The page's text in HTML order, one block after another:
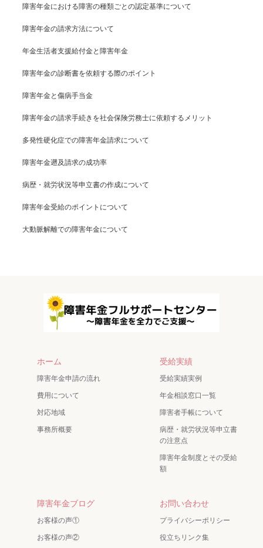
障害年金における障害の種類ごとの認定基準について
障害年金の請求方法について
年金生活者支援給付金と障害年金
障害年金の診断書を依頼する際のポイント
障害年金と傷病手当金
障害年金の請求手続きを社会保険労務士に依頼するメリット
多発性硬化症での障害年金請求について
障害年金遡及請求の成功率
病歴・就労状況等申立書の作成について
障害年金受給のポイントについて
大動脈解離での障害年金について
ホーム
障害年金申請の流れ
費用について
対応地域
事務所概要
受給実績
受給実績実例
年金相談窓口一覧
障害者手帳について
病歴・就労状況等申立書
の注意点
障害年金制度とその受給
額
障害年金ブログ
お客様の声①
お客様の声②
お問い合わせ
プライバシーポリシー
役立ちリンク集